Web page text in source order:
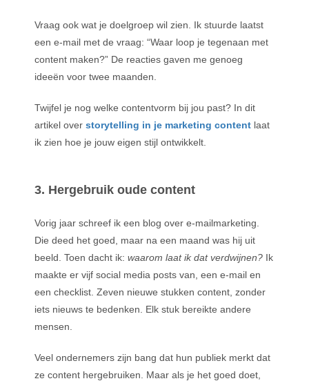
Vraag ook wat je doelgroep wil zien. Ik stuurde laatst
een e-mail met de vraag: “Waar loop je tegenaan met
content maken?” De reacties gaven me genoeg
ideeën voor twee maanden.
Twijfel je nog welke contentvorm bij jou past? In dit
artikel over storytelling in je marketing content laat
ik zien hoe je jouw eigen stijl ontwikkelt.
3. Hergebruik oude content
Vorig jaar schreef ik een blog over e-mailmarketing.
Die deed het goed, maar na een maand was hij uit
beeld. Toen dacht ik: waarom laat ik dat verdwijnen? Ik
maakte er vijf social media posts van, een e-mail en
een checklist. Zeven nieuwe stukken content, zonder
iets nieuws te bedenken. Elk stuk bereikte andere
mensen.
Veel ondernemers zijn bang dat hun publiek merkt dat
ze content hergebruiken. Maar als je het goed doet,